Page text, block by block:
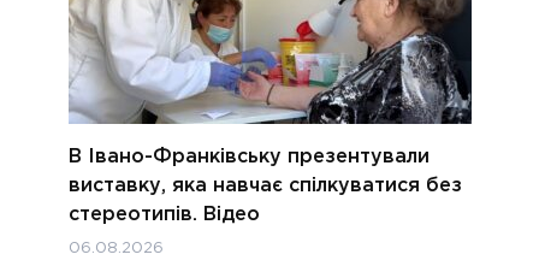
В Івано-Франківську презентували
виставку, яка навчає спілкуватися без
стереотипів. Відео
06.08.2026